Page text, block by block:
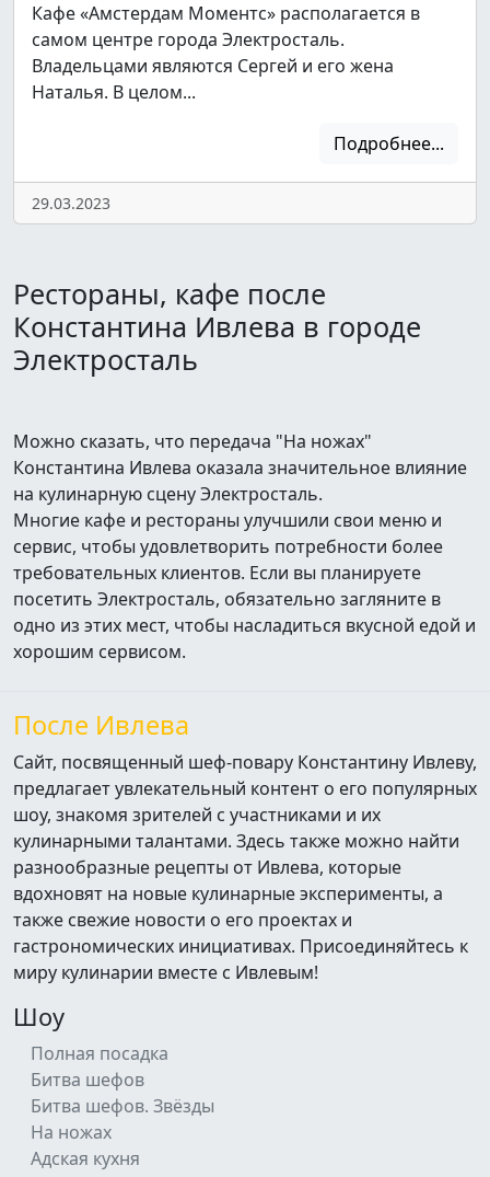
Кафе «Амстердам Моментс» располагается в
самом центре города Электросталь.
Владельцами являются Сергей и его жена
Наталья. В целом...
Подробнее...
29.03.2023
Рестораны, кафе после
Константина Ивлева в городе
Электросталь
Можно сказать, что передача "На ножах"
Константина Ивлева оказала значительное влияние
на кулинарную сцену Электросталь.
Многие кафе и рестораны улучшили свои меню и
сервис, чтобы удовлетворить потребности более
требовательных клиентов. Если вы планируете
посетить Электросталь, обязательно загляните в
одно из этих мест, чтобы насладиться вкусной едой и
хорошим сервисом.
После Ивлева
Сайт, посвященный шеф-повару Константину Ивлеву,
предлагает увлекательный контент о его популярных
шоу, знакомя зрителей с участниками и их
кулинарными талантами. Здесь также можно найти
разнообразные рецепты от Ивлева, которые
вдохновят на новые кулинарные эксперименты, а
также свежие новости о его проектах и
гастрономических инициативах. Присоединяйтесь к
миру кулинарии вместе с Ивлевым!
Шоу
Полная посадка
Битва шефов
Битва шефов. Звёзды
На ножах
Адская кухня